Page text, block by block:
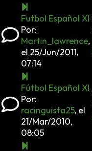
Futbol Español XI
Por:
Martin_lawrence,
el 25/Jun/2011,
07:14
Fútbol Español XI
Por:
racinguista25, el
21/Mar/2010,
08:05